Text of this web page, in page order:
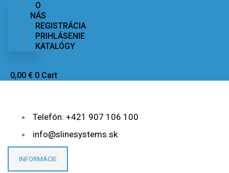
O
NÁS
REGISTRÁCIA
PRIHLÁSENIE
KATALÓGY
0,00 € 0 Cart
Telefón: +421 907 106 100
info@slinesystems.sk
INFORMÁCIE